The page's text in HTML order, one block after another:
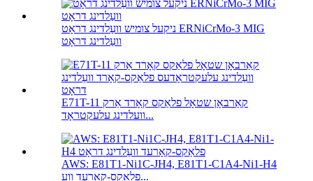
ניקעל צומיש וועַלדינג דראָט ERNiCrMo-3 MIG
וועַלדינג דראָט
E71T-11 קאַרבאָן שטאָל פלאַקס קאָרד אַרק
וועלדינג עלעקטראָד...
AWS: E81T1-Ni1C-JH4, E81T1-C1A4-Ni1-H4
פלאַקס-קאָרעד ווע...